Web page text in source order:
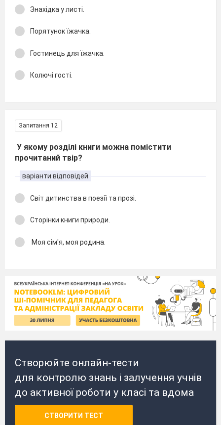
Знахідка у листі.
Порятунок їжачка.
Гостинець для їжачка.
Колючі гості.
Запитання 12
У якому розділі книги можна помістити
прочитаний твір?
варіанти відповідей
Світ дитинства в поезії та прозі.
Сторінки книги природи.
Моя сім'я, моя родина.
Створюйте онлайн-тести
для контролю знань і залучення учнів
до активної роботи у класі та вдома
СТВОРИТИ ТЕСТ